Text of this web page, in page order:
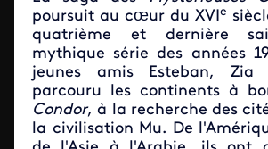
poursuit au cœur du XVIe
quatrième et dernière
mythique série des années
jeunes amis Esteban,
parcouru les continents à
Condor, à la recherche des
la civilisation Mu. De